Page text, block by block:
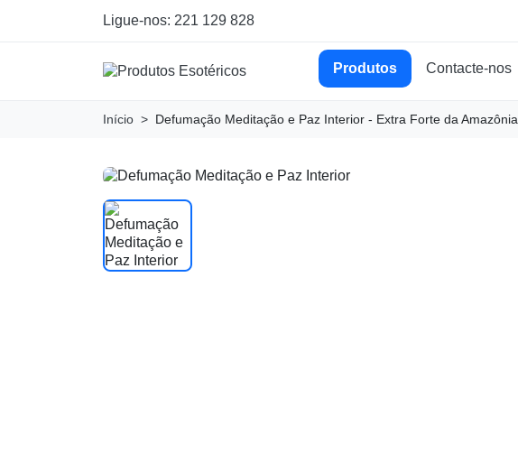
Ligue-nos: 221 129 828
Produtos Contacte-nos
Início Defumação Meditação e Paz Interior - Extra Forte da Amazônia